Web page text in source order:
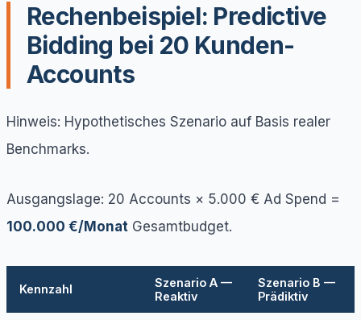
Rechenbeispiel: Predictive
Bidding bei 20 Kunden-
Accounts
Hinweis: Hypothetisches Szenario auf Basis realer
Benchmarks.
Ausgangslage: 20 Accounts × 5.000 € Ad Spend =
100.000 €/Monat Gesamtbudget.
Kennzahl
Szenario A —
Reaktiv
Szenario B —
Prädiktiv